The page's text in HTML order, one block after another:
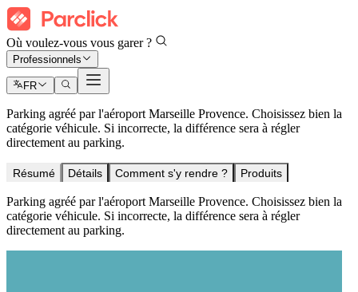
Où voulez-vous vous garer ?
Professionnels
FR
Parking agréé par l'aéroport Marseille Provence. Choisissez bien la
catégorie véhicule. Si incorrecte, la différence sera à régler
directement au parking.
Résumé Détails Comment s'y rendre ? Produits
Parking agréé par l'aéroport Marseille Provence. Choisissez bien la
catégorie véhicule. Si incorrecte, la différence sera à régler
directement au parking.